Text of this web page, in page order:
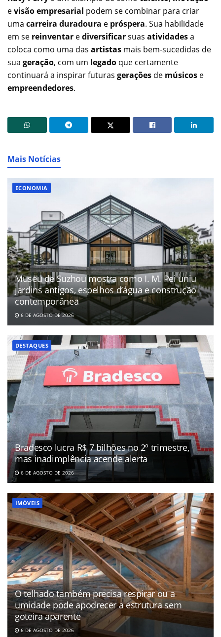
evisão empresarial podem se combinar para criar
uma carreira duradoura e próspera. Sua habilidade
em se reinventar ediversificarsuas atividadesa
coloca como uma das artistas mais bem-sucedidas de
sua geração, com um legado que certamente
continuará a inspirar futuras gerações de músicos e
empreendedores.
Mais Notícias
ECONOMIA
Museu de Suzhou mostra como I. M. Pei uniu
jardins antigos, espelhos d’água e construção
contemporânea
6 DE AGOSTO DE 2026
DESTAQUES
Bradesco lucra R$ 7 bilhões no 2º trimestre,
mas inadimplência acende alerta
6 DE AGOSTO DE 2026
IMÓVEIS
O telhado também precisa respirar ou a
umidade pode apodrecer a estrutura sem
goteira aparente
6 DE AGOSTO DE 2026